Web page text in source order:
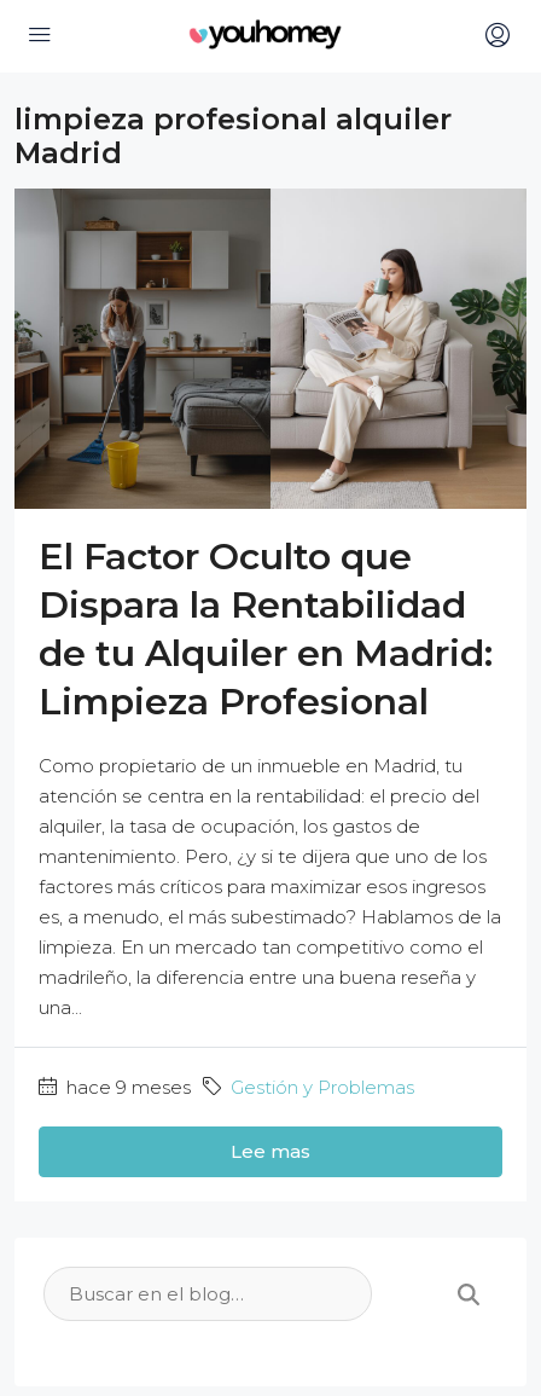
limpieza profesional alquiler
Madrid
El Factor Oculto que
Dispara la Rentabilidad
de tu Alquiler en Madrid:
Limpieza Profesional
Como propietario de un inmueble en Madrid, tu
atención se centra en la rentabilidad: el precio del
alquiler, la tasa de ocupación, los gastos de
mantenimiento. Pero, ¿y si te dijera que uno de los
factores más críticos para maximizar esos ingresos
es, a menudo, el más subestimado? Hablamos de la
limpieza. En un mercado tan competitivo como el
madrileño, la diferencia entre una buena reseña y
una...
hace 9 meses Gestión y Problemas
Lee mas